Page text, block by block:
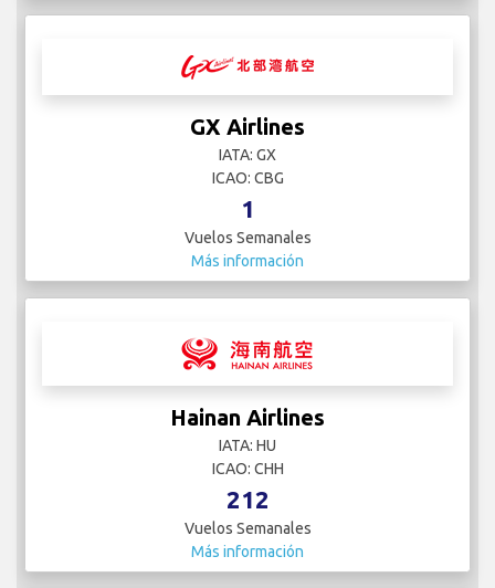
GX Airlines
IATA: GX
ICAO: CBG
1
Vuelos Semanales
Más información
Hainan Airlines
IATA: HU
ICAO: CHH
212
Vuelos Semanales
Más información